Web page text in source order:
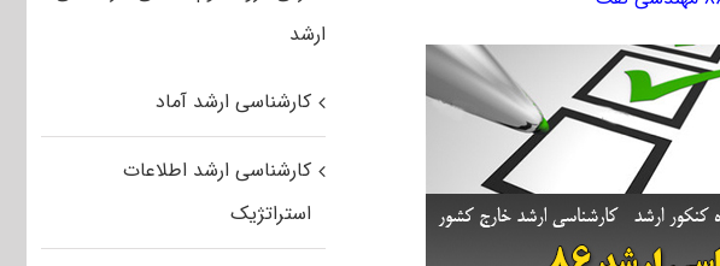
ارشد
کارشناسی ارشد آماد
کارشناسی ارشد اطلاعات
استراتژیک